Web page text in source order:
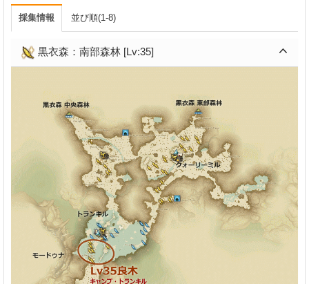
採集情報 並び順(1-8)
黒衣森：南部森林 [Lv:35]